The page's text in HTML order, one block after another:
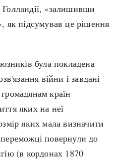
«залишивши
як підсумував це рішення
була покладена
війни і завдані
країн
яких на неї
яких мала визначити
повернули до
(в кордонах 1870